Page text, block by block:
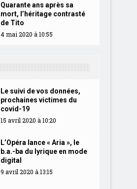
Quarante ans après sa
mort, l’héritage contrasté
de Tito
4 mai 2020 à 10:55
Le suivi de vos données,
prochaines victimes du
covid-19
15 avril 2020 à 10:20
L’Opéra lance « Aria », le
b.a.-ba du lyrique en mode
digital
9 avril 2020 à 13:15